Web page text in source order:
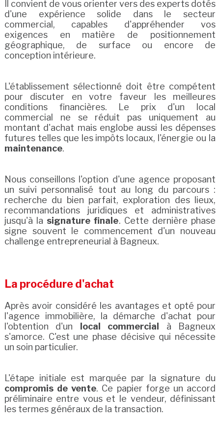
Il convient de vous orienter vers des experts dotés
d'une expérience solide dans le secteur
commercial, capables d'appréhender vos
exigences en matière de positionnement
géographique, de surface ou encore de
conception intérieure.
L'établissement sélectionné doit être compétent
pour discuter en votre faveur les meilleures
conditions financières. Le prix d'un local
commercial ne se réduit pas uniquement au
montant d'achat mais englobe aussi les dépenses
futures telles que les impôts locaux, l'énergie ou la
maintenance.
Nous conseillons l'option d'une agence proposant
un suivi personnalisé tout au long du parcours :
recherche du bien parfait, exploration des lieux,
recommandations juridiques et administratives
jusqu'à la signature finale. Cette dernière phase
signe souvent le commencement d'un nouveau
challenge entrepreneurial à Bagneux.
La procédure d'achat
Après avoir considéré les avantages et opté pour
l'agence immobilière, la démarche d'achat pour
l'obtention d'un
local commercial
à Bagneux
s'amorce. C'est une phase décisive qui nécessite
un soin particulier.
L'étape initiale est marquée par la signature du
compromis de vente. Ce papier forge un accord
préliminaire entre vous et le vendeur, définissant
les termes généraux de la transaction.